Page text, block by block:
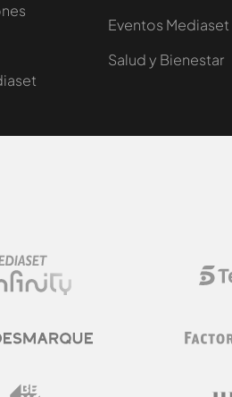
Eventos Mediaset
Salud y Bienestar